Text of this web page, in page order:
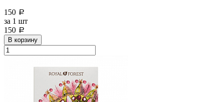
150 a
за 1 шт
150 a
В корзину